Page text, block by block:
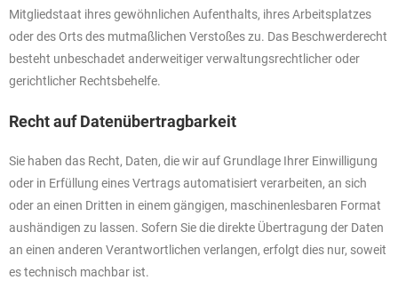
Mitgliedstaat ihres gewöhnlichen Aufenthalts, ihres Arbeitsplatzes
oder des Orts des mutmaßlichen Verstoßes zu. Das Beschwerderecht
besteht unbeschadet anderweitiger verwaltungsrechtlicher oder
gerichtlicher Rechtsbehelfe.
Recht auf Daten­übertrag­barkeit
Sie haben das Recht, Daten, die wir auf Grundlage Ihrer Einwilligung
oder in Erfüllung eines Vertrags automatisiert verarbeiten, an sich
oder an einen Dritten in einem gängigen, maschinenlesbaren Format
aushändigen zu lassen. Sofern Sie die direkte Übertragung der Daten
an einen anderen Verantwortlichen verlangen, erfolgt dies nur, soweit
es technisch machbar ist.